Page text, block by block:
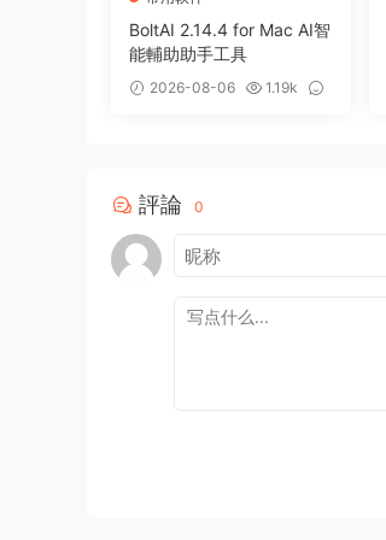
BoltAI 2.14.4 for Mac AI智
能輔助助手工具
2026-08-06
1.19k
評論 0